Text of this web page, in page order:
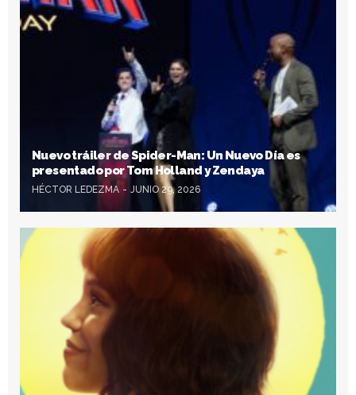
Nuevo tráiler de Spider-Man: Un Nuevo Día es
presentado por Tom Holland y Zendaya
HÉCTOR LEDEZMA JUNIO 29, 2026